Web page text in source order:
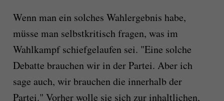
Wenn man ein solches Wahlergebnis habe,
müsse man selbstkritisch fragen, was im
Wahlkampf schiefgelaufen sei. "Eine solche
Debatte brauchen wir in der Partei. Aber ich
sage auch, wir brauchen die innerhalb der
Partei." Vorher wolle sie sich zur inhaltlichen,